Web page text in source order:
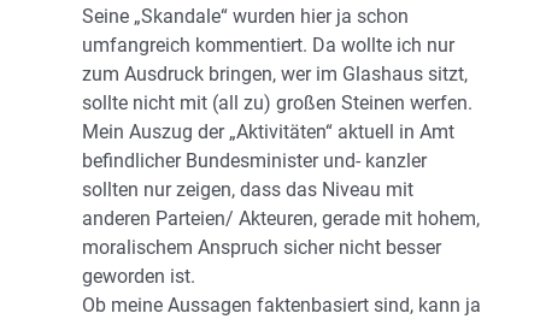
Seine „Skandale“ wurden hier ja schon
umfangreich kommentiert. Da wollte ich nur
zum Ausdruck bringen, wer im Glashaus sitzt,
sollte nicht mit (all zu) großen Steinen werfen.
Mein Auszug der „Aktivitäten“ aktuell in Amt
befindlicher Bundesminister und- kanzler
sollten nur zeigen, dass das Niveau mit
anderen Parteien/ Akteuren, gerade mit hohem,
moralischem Anspruch sicher nicht besser
geworden ist.
Ob meine Aussagen faktenbasiert sind, kann ja